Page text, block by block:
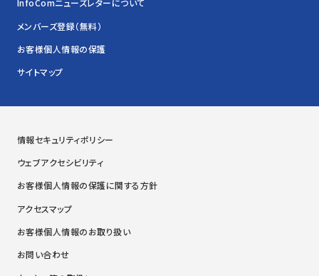
InfoComニューズレターについて
メンバーズ登録（無料）
お客様個人情報の保護
サイトマップ
情報セキュリティポリシー
ウェブアクセシビリティ
お客様個人情報の保護に関する方針
アクセスマップ
お客様個人情報のお取り扱い
お問い合わせ